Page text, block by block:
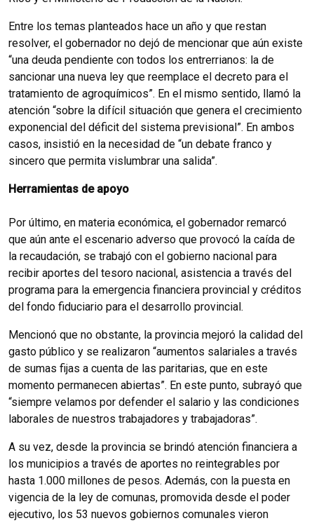
Entre los temas planteados hace un año y que restan
resolver, el gobernador no dejó de mencionar que aún existe
“una deuda pendiente con todos los entrerrianos: la de
sancionar una nueva ley que reemplace el decreto para el
tratamiento de agroquímicos”. En el mismo sentido, llamó la
atención “sobre la difícil situación que genera el crecimiento
exponencial del déficit del sistema previsional”. En ambos
casos, insistió en la necesidad de “un debate franco y
sincero que permita vislumbrar una salida”.
Herramientas de apoyo
Por último, en materia económica, el gobernador remarcó
que aún ante el escenario adverso que provocó la caída de
la recaudación, se trabajó con el gobierno nacional para
recibir aportes del tesoro nacional, asistencia a través del
programa para la emergencia financiera provincial y créditos
del fondo fiduciario para el desarrollo provincial.
Mencionó que no obstante, la provincia mejoró la calidad del
gasto público y se realizaron “aumentos salariales a través
de sumas fijas a cuenta de las paritarias, que en este
momento permanecen abiertas”. En este punto, subrayó que
“siempre velamos por defender el salario y las condiciones
laborales de nuestros trabajadores y trabajadoras”.
A su vez, desde la provincia se brindó atención financiera a
los municipios a través de aportes no reintegrables por
hasta 1.000 millones de pesos. Además, con la puesta en
vigencia de la ley de comunas, promovida desde el poder
ejecutivo, los 53 nuevos gobiernos comunales vieron